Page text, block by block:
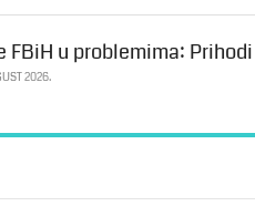
FBiH u problemima:
2026.